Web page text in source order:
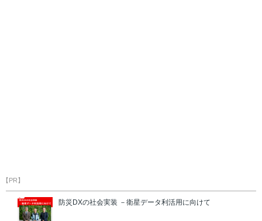
【PR】
防災DXの社会実装 －衛星データ利活用に向けて